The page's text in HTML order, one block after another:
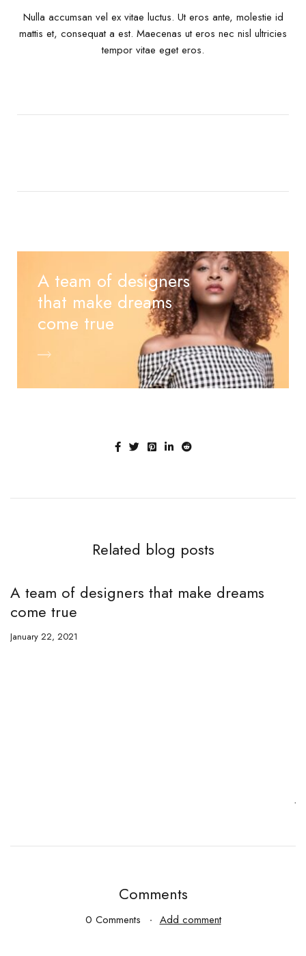
Nulla accumsan vel ex vitae luctus. Ut eros ante, molestie id
mattis et, consequat a est. Maecenas ut eros nec nisl ultricies
tempor vitae eget eros.
A team of designers
that make dreams
come true
Related blog posts
A team of designers that make dreams
come true
January 22, 2021
Comments
0 Comments Add comment